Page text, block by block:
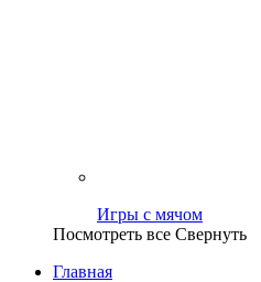
Игры с мячом
Посмотреть все Свернуть
Главная